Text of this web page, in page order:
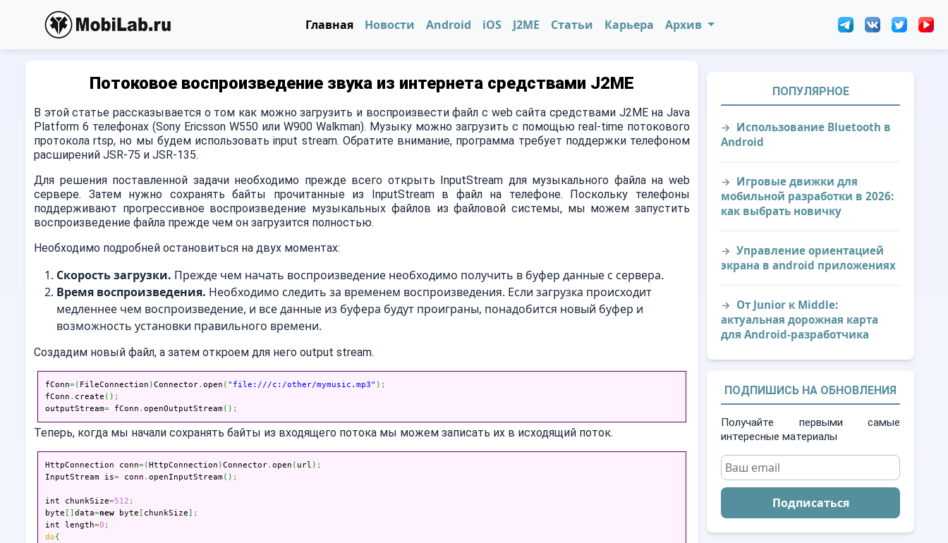
Главная Новости Android iOS J2ME Статьи Карьера Архив
Потоковое воспроизведение звука из интернета средствами J2ME
В этой статье рассказывается о том как можно загрузить и воспроизвести файл с web сайта средствами J2ME на Java
Platform 6 телефонах (Sony Ericsson W550 или W900 Walkman). Музыку можно загрузить с помощью real-time потокового
протокола rtsp, но мы будем использовать input stream. Обратите внимание, программа требует поддержки телефоном
расширений JSR-75 и JSR-135.
Для решения поставленной задачи необходимо прежде всего открыть InputStream для музыкального файла на web
сервере. Затем нужно сохранять байты прочитанные из InputStream в файл на телефоне. Поскольку телефоны
поддерживают прогрессивное воспроизведение музыкальных файлов из файловой системы, мы можем запустить
воспроизведение файла прежде чем он загрузится полностью.
Необходимо подробней остановиться на двух моментах:
Скорость загрузки. Прежде чем начать воспроизведение необходимо получить в буфер данные с сервера.
Время воспроизведения. Необходимо следить за временем воспроизведения. Если загрузка происходит
медленнее чем воспроизведение, и все данные из буфера будут проиграны, понадобится новый буфер и
возможность установки правильного времени.
Создадим новый файл, а затем откроем для него output stream.
fConn=( FileConnection )Connector. open ( "file:///c:/other/mymusic.mp3" ) ;
fConn . create ( ) ;
outputStream= fConn . openOutputStream( ) ;
Теперь, когда мы начали сохранять байты из входящего потока мы можем записать их в исходящий поток.
HttpConnection conn=(HttpConnection )Connector. open ( url ) ;
InputStream is= conn . openInputStream( ) ;
int chunkSize=512 ;
byte [ ] data=new byte [ chunkSize] ;
int length=0 ;
do{
ПОПУЛЯРНОЕ
Использование Bluetooth в
Android
Игровые движки для
мобильной разработки в 2026:
как выбрать новичку
Управление ориентацией
экрана в android приложениях
От Junior к Middle:
актуальная дорожная карта
для Android-разработчика
ПОДПИШИСЬ НА ОБНОВЛЕНИЯ
Получайте первыми самые
интересные материалы
Подписаться